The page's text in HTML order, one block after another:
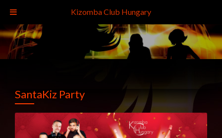
SantaKiz Party
Kizomba Club Hungary